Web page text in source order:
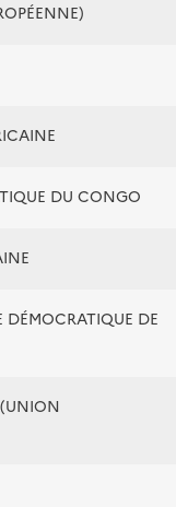
DU CONGO
DÉMOCRATIQUE DE
(UNION